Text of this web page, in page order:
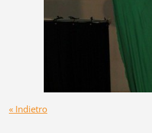
« Indietro